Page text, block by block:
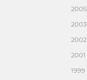
2005
2003
2002
2001
1999